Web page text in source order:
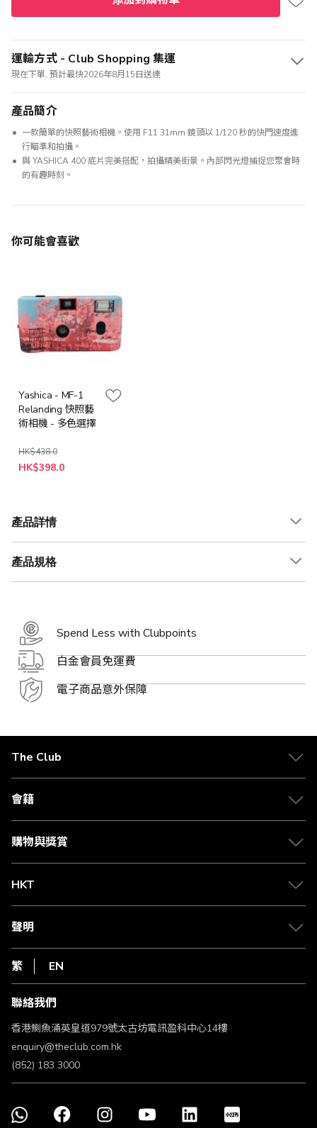
運輸方式 - Club Shopping 集運
現在下單, 預計最快2026年8月15日送達
產品簡介
一款簡單的快照藝術相機。使用 F11 31mm 鏡頭以 1/120 秒的快門速度進
行瞄準和拍攝。
與 YASHICA 400 底片完美搭配，拍攝精美街景。內部閃光燈捕捉您聚會時
的有趣時刻。
你可能會喜歡
Yashica - MF-1
Relanding 快照藝
術相機 - 多色選擇
HK$438.0
HK$398.0
產品詳情
產品規格
Spend Less with Clubpoints
白金會員免運費
電子商品意外保障
The Club
關於 The Club
合作夥伴
媒體中心
會籍
會籍及專屬禮遇
賺取積分
購物與獎賞
物流與配送
Club Shopping 商品領取站
常見問題
HKT
csl.
1010
HKT
聲明
私隱聲明
使用條款
條款及細則
不歧視及不騷擾聲明
認可牌照及通告
繁 EN
聯絡我們
香港鰂魚涌英皇道979號太古坊電訊盈科中心14樓
enquiry@theclub.com.hk
(852) 183 3000